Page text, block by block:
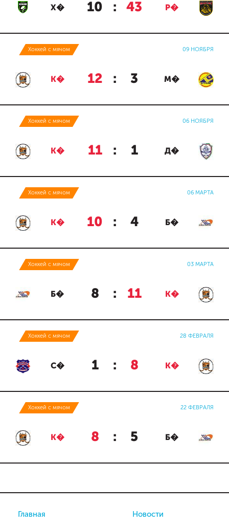
Х� 10 : 43 Р�
Хоккей с мячом 09 НОЯБРЯ
К� 12 : 3 М�
Хоккей с мячом 06 НОЯБРЯ
К� 11 : 1 Д�
Хоккей с мячом 06 МАРТА
К� 10 : 4 Б�
Хоккей с мячом 03 МАРТА
Б� 8 : 11 К�
Хоккей с мячом 28 ФЕВРАЛЯ
С� 1 : 8 К�
Хоккей с мячом 22 ФЕВРАЛЯ
К� 8 : 5 Б�
Главная Новости